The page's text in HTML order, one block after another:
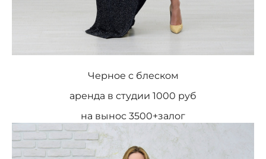
Черное с блеском
аренда в студии 1000 руб
на вынос 3500+залог